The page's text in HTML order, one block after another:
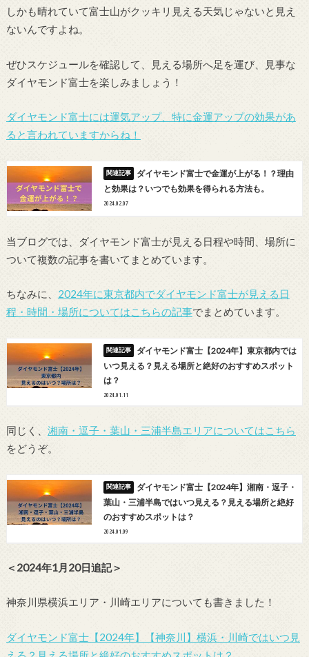
しかも晴れていて富士山がクッキリ見える天気じゃないと見え
ないんですよね。
ぜひスケジュールを確認して、見える場所へ足を運び、見事な
ダイヤモンド富士を楽しみましょう！
ダイヤモンド富士には運気アップ、特に金運アップの効果があ
ると言われていますからね！
ダイヤモンド富士で金運が上がる！？理由
と効果は？いつでも効果を得られる方法も。
2024.02.07
当ブログでは、ダイヤモンド富士が見える日程や時間、場所に
ついて複数の記事を書いてまとめています。
ちなみに、 2024年に東京都内でダイヤモンド富士が見える日
程・時間・場所についてはこちらの記事でまとめています。
ダイヤモンド富士【2024年】東京都内では
いつ見える？見える場所と絶好のおすすめスポット
は？
2024.01.11
同じく、 湘南・逗子・葉山・三浦半島エリアについてはこちら
をどうぞ。
ダイヤモンド富士【2024年】湘南・逗子・
葉山・三浦半島ではいつ見える？見える場所と絶好
のおすすめスポットは？
2024.01.09
＜2024年1月20日追記＞
神奈川県横浜エリア・川崎エリアについても書きました！
ダイヤモンド富士【2024年】【神奈川】横浜・川崎ではいつ見